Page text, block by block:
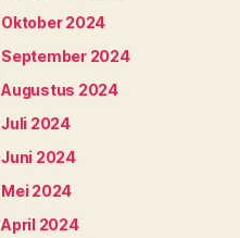
Oktober 2024
September 2024
Augustus 2024
Juli 2024
Juni 2024
Mei 2024
April 2024